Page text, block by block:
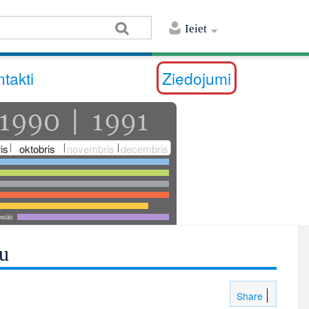
Ieiet
Ziedojumi
oktobris novembris decembris
Share